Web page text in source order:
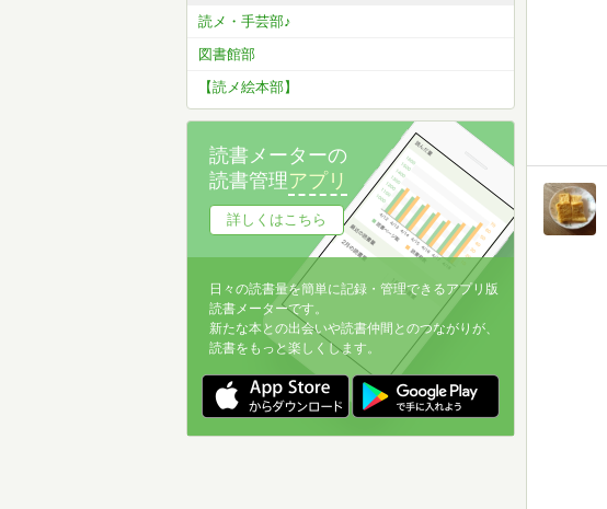
読メ・手芸部♪
図書館部
【読メ絵本部】
読書メーターの
読書管理アプリ
詳しくはこちら
日々の読書量を簡単に記録・管理できるアプリ版
読書メーターです。
新たな本との出会いや読書仲間とのつながりが、
読書をもっと楽しくします。